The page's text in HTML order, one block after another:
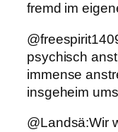
fremd im
psychisch
immense
insgeheim
@Landsä:Wir